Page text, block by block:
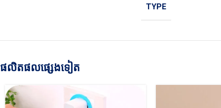
TYPE
ផលិតផលផ្សេងទៀត